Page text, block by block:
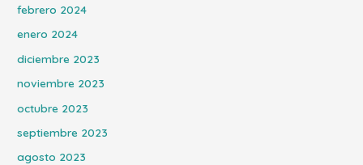
febrero 2024
enero 2024
diciembre 2023
noviembre 2023
octubre 2023
septiembre 2023
agosto 2023